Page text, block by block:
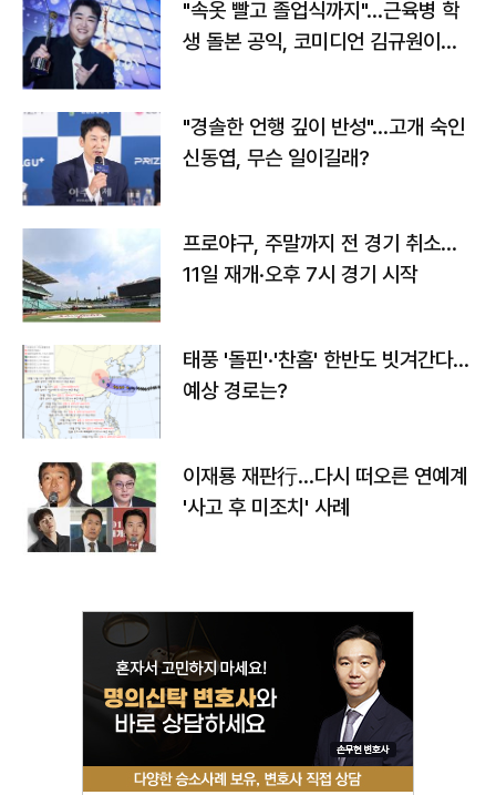
"속옷 빨고 졸업식까지"…근육병 학
생 돌본 공익, 코미디언 김규원이었
"경솔한 언행 깊이 반성"…고개 숙인
신동엽, 무슨 일이길래?
프로야구, 주말까지 전 경기 취소…
11일 재개·오후 7시 경기 시작
태풍 '돌핀'·'찬홈' 한반도 빗겨간다…
예상 경로는?
이재룡 재판行…다시 떠오른 연예계
'사고 후 미조치' 사례